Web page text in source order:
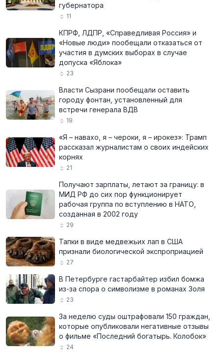
губернатора
11
КПРФ, ЛДПР, «Справедливая Россия» и
«Новые люди» пообещали отказаться от
участия в думских выборах в случае
допуска «Яблока»
23
Власти Сызрани пообещали оставить
городу фонтан, установленный для
встречи генерала ВДВ
19
«Я – навахо, я – чероки, я – ирокез»: Трамп
рассказал журналистам о своих индейских
корнях
21
Получают зарплаты, летают за границу: в
МИД РФ до сих пор функционирует
рабочая группа по вступлению в НАТО,
созданная в 2002 году
29
Тапки в виде медвежьих лап в США
признали биологической экспроприацией
27
В Петербурге гастарбайтер избил бомжа
из-за спора о символизме в романах Золя
23
За неделю суды оштрафовали 150 граждан,
которые опубликовали негативные отзывы
о фильме «Последний богатырь. Колобок»
24